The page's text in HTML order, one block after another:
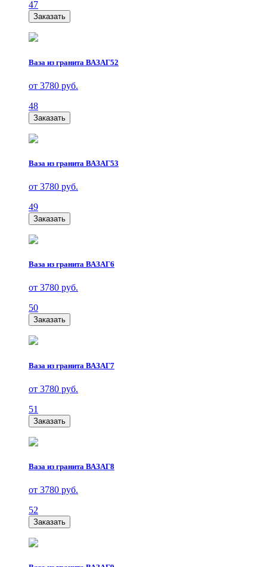
47
Заказать
Ваза из гранита ВАЗАГ52
от 3780 руб.
48
Заказать
Ваза из гранита ВАЗАГ53
от 3780 руб.
49
Заказать
Ваза из гранита ВАЗАГ6
от 3780 руб.
50
Заказать
Ваза из гранита ВАЗАГ7
от 3780 руб.
51
Заказать
Ваза из гранита ВАЗАГ8
от 3780 руб.
52
Заказать